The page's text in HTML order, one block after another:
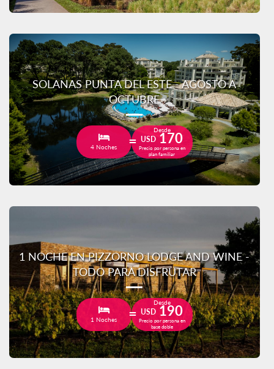
SOLANAS PUNTA DEL ESTE - AGOSTO A
OCTUBRE
4 Noches
Desde
USD 170
Precio por persona en
plan familiar
1 NOCHE EN PIZZORNO LODGE AND WINE -
TODO PARA DISFRUTAR
1 Noches
Desde
USD 190
Precio por persona en
base doble